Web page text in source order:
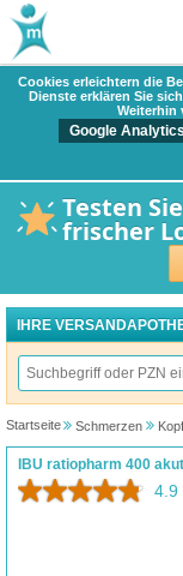
Cookies erleichtern die
Dienste erklären Sie
Weiterhin
Google
Testen
frischer
IHRE
Startseite Schmerzen
IBU ratiopharm 400
4.9